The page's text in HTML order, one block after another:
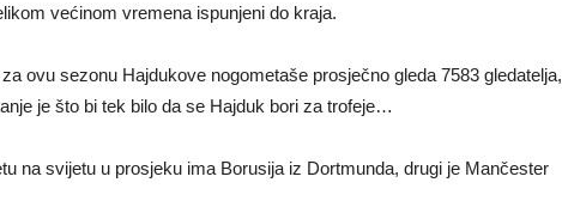
većinom vremena ispunjeni do kraja.
ovu sezonu Hajdukove nogometaše prosječno gleda 7583 gledatelja,
je što bi tek bilo da se Hajduk bori za trofeje…
na svijetu u prosjeku ima Borusija iz Dortmunda, drugi je Mančester